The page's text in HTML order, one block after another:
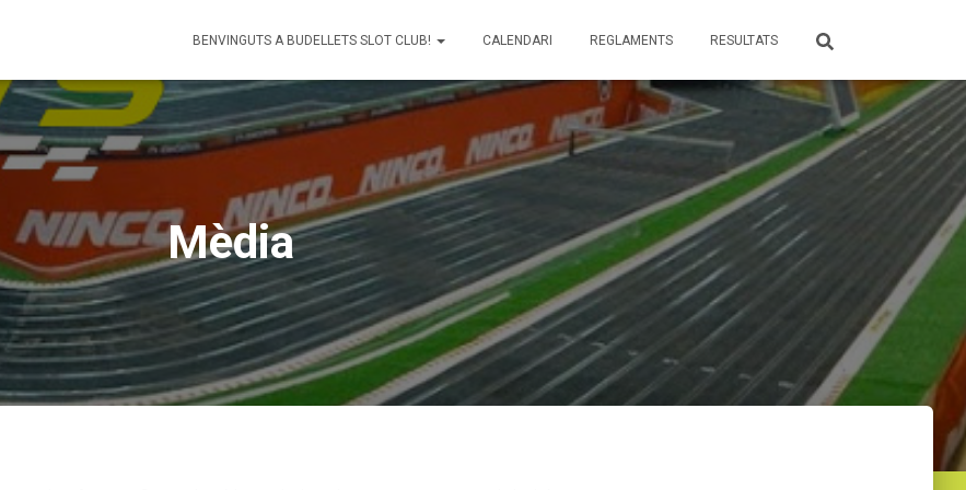
BENVINGUTS A BUDELLETS SLOT CLUB! CALENDARI REGLAMENTS RESULTATS
Mèdia